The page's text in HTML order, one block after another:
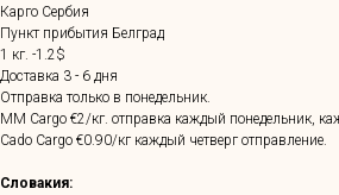
Карго Сербия
Пункт прибытия Белград
1 кг. -1.2$
Доставка 3 - 6 дня
Отправка только в понедельник.
MM Cargo €2/кг. отправка каждый понедельник,
Cado Cargo €0.90/кг каждый четверг отправление.
Словакия: